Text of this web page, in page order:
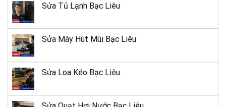
Sửa Tủ Lạnh Bạc Liêu
Sửa Máy Hút Mùi Bạc Liêu
Sửa Loa Kéo Bạc Liêu